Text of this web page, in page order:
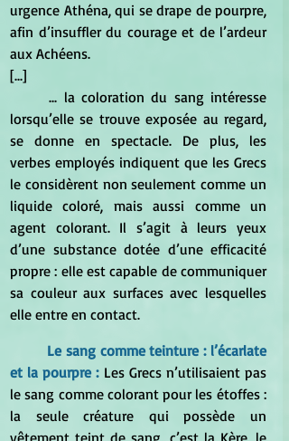
urgence Athéna, qui se drape de pourpre,
afin d’insuffler du courage et de l’ardeur
aux Achéens.
[...]
	... la coloration du sang intéresse
lorsqu’elle se trouve exposée au regard,
se donne en spectacle. De plus, les
verbes employés indiquent que les Grecs
le considèrent non seulement comme un
liquide coloré, mais aussi comme un
agent colorant. Il s’agit à leurs yeux
d’une substance dotée d’une efficacité
propre : elle est capable de communiquer
sa couleur aux surfaces avec lesquelles
elle entre en contact.
Le sang comme teinture : l’écarlate
et la pourpre : Les Grecs n’utilisaient pas
le sang comme colorant pour les étoffes :
la seule créature qui possède un